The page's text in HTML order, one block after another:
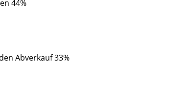
44%
Abverkauf 33%